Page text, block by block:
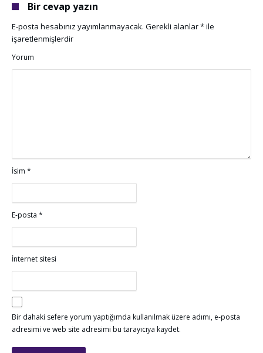
Bir cevap yazın
E-posta hesabınız yayımlanmayacak. Gerekli alanlar*ile
işaretlenmişlerdir
Yorum
İsim *
E-posta *
İnternet sitesi
Bir dahaki sefere yorum yaptığımda kullanılmak üzere adımı, e-posta
adresimi ve web site adresimi bu tarayıcıya kaydet.